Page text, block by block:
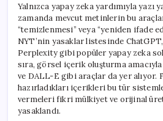
Yalnızca yapay zeka yardımıyla yazı
zamanda mevcut metinlerin bu araçlar
“temizlenmesi” veya “yeniden ifade
NYT’nin yasaklar listesinde
Perplexity gibi popüler yapay zeka
sıra, görsel içerik oluşturma
ve DALL-E gibi araçlar da yer alıyor.
hazırladıkları içerikleri bu tür
vermeleri fikri mülkiyet ve orijinal
yasaklandı.